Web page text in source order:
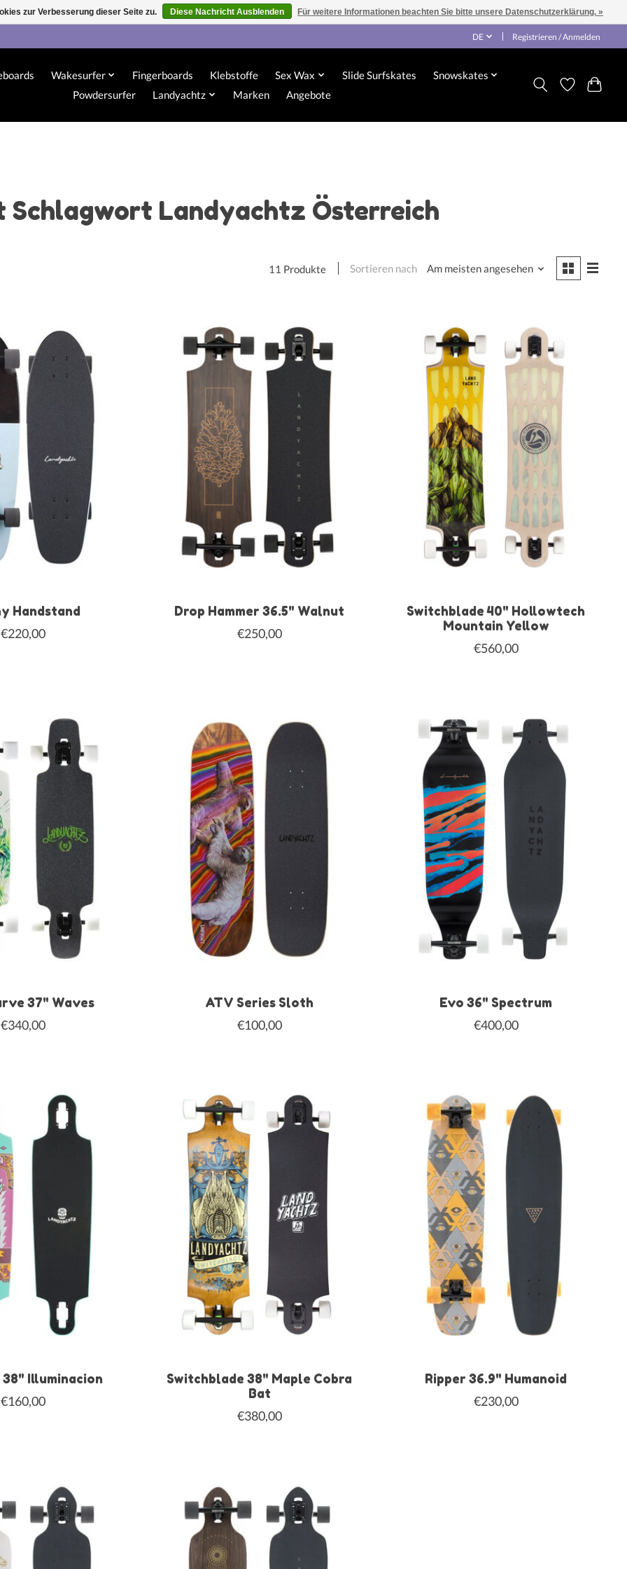
DE Registrieren / Anmelden
Wakesurfer Fingerboards Klebstoffe Sex Wax Slide Surfskates
Snowskates
Powdersurfer
Landyachtz Marken Angebote
Landyachtz Österreich
11 Produkte Sortieren nach Am meisten angesehen
Handstand
€220,00
Drop Hammer 36.5" Walnut
€250,00
Switchblade 40" Hollowtech
Mountain Yellow
€560,00
37" Waves
€340,00
ATV Series Sloth
€100,00
Evo 36" Spectrum
€400,00
38" Illuminacion
€160,00
Switchblade 38" Maple Cobra
Bat
€380,00
Ripper 36.9" Humanoid
€230,00
zur Verbesserung dieser Seite zu. Diese Nachricht Ausblenden Für weitere Informationen beachten Sie bitte unsere Datenschutzerklärung. »